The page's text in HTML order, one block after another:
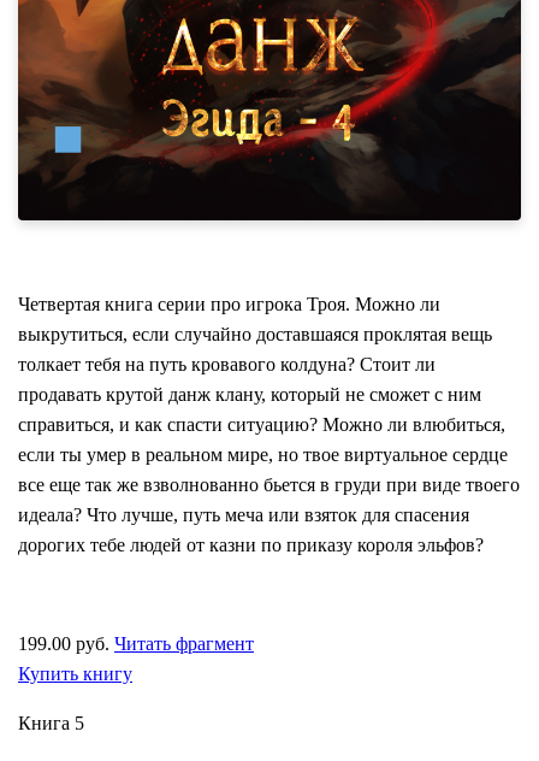
Четвертая книга серии про игрока Троя. Можно ли
выкрутиться, если случайно доставшаяся проклятая вещь
толкает тебя на путь кровавого колдуна? Стоит ли
продавать крутой данж клану, который не сможет с ним
справиться, и как спасти ситуацию? Можно ли влюбиться,
если ты умер в реальном мире, но твое виртуальное сердце
все еще так же взволнованно бьется в груди при виде твоего
идеала? Что лучше, путь меча или взяток для спасения
дорогих тебе людей от казни по приказу короля эльфов?
199.00 руб. Читать фрагмент
Купить книгу
Книга 5